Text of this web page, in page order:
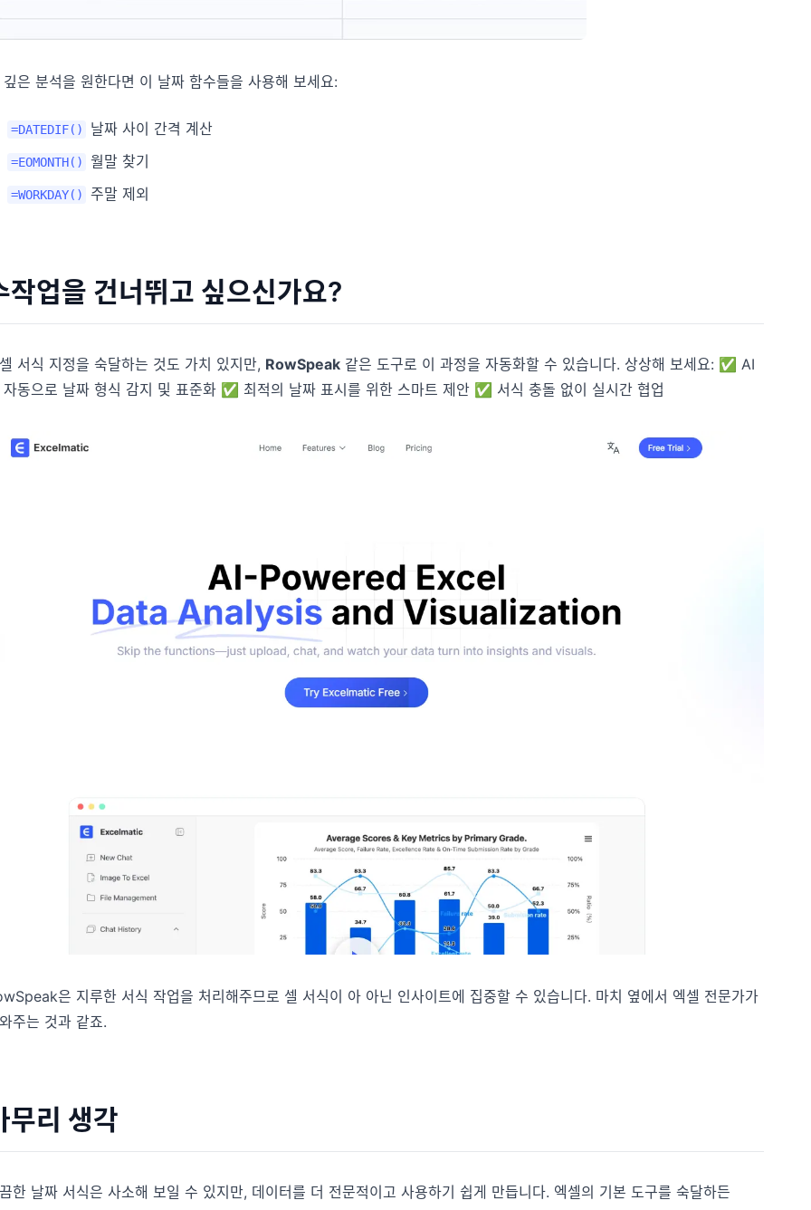
은 분석을 원한다면 이 날짜 함수들을 사용해 보세요:
=DATEDIF() 날짜 사이 간격 계산
=EOMONTH() 월말 찾기
=WORKDAY() 주말 제외
작업을 건너뛰고 싶으신가요?
서식 지정을 숙달하는 것도 가치 있지만, RowSpeak 같은 도구로 이 과정을 자동화할 수 있습니다. 상상해 보세요: ✅ AI
자동으로 날짜 형식 감지 및 표준화 ✅ 최적의 날짜 표시를 위한 스마트 제안 ✅ 서식 충돌 없이 실시간 협업
은 지루한 서식 작업을 처리해주므로 셀 서식이 아 아닌 인사이트에 집중할 수 있습니다. 마치 옆에서 엑셀 전문가가
주는 것과 같죠.
무리 생각
한 날짜 서식은 사소해 보일 수 있지만, 데이터를 더 전문적이고 사용하기 쉽게 만듭니다. 엑셀의 기본 도구를 숙달하든